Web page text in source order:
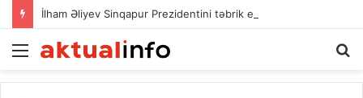
İlham Əliyev Sinqapur Prezidentini təbrik etdi
Menu